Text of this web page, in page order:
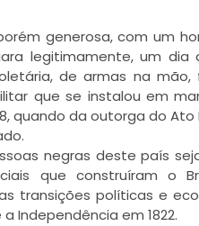
generosa, com um
legitimamente, um dia
de armas na mão,
que se instalou em
quando da outorga do Ato
negras deste país
que construíram o
transições políticas e
Independência em 1822.